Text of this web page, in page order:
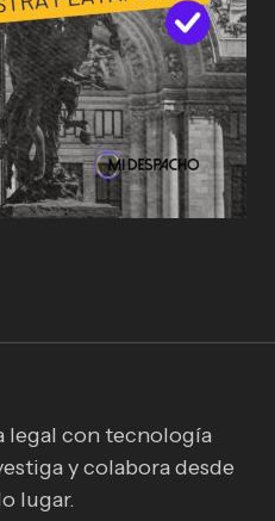
legal con tecnología
y colabora desde
lugar.